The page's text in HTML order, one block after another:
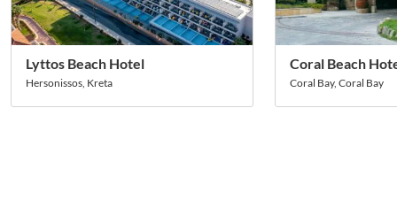
Lyttos Beach Hotel
Hersonissos, Kreta
Coral Beach
Coral Bay, Coral Bay